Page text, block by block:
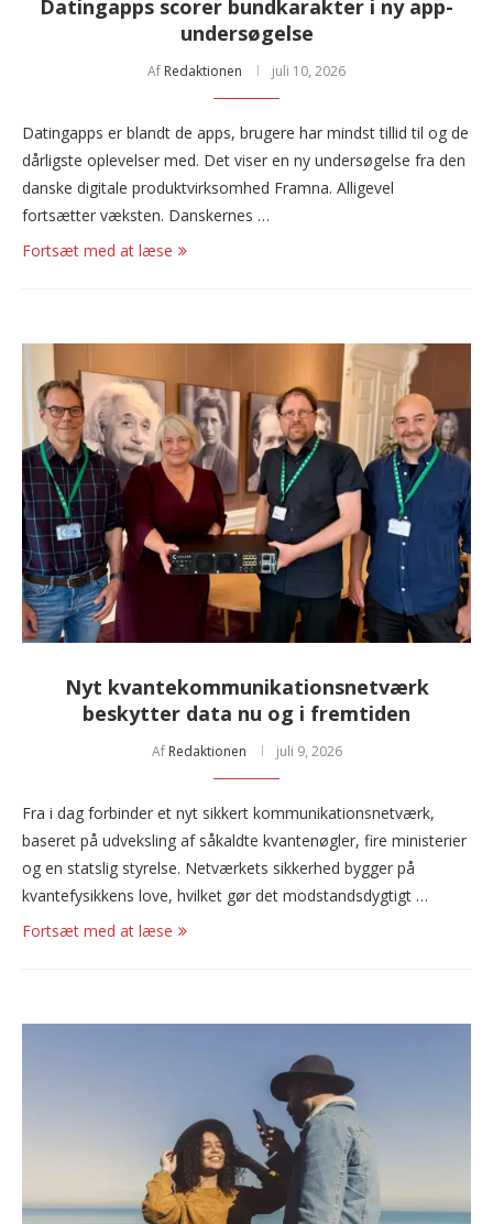
Datingapps scorer bundkarakter i ny app-
undersøgelse
Af Redaktionen juli 10, 2026
Datingapps er blandt de apps, brugere har mindst tillid til og de
dårligste oplevelser med. Det viser en ny undersøgelse fra den
danske digitale produktvirksomhed Framna. Alligevel
fortsætter væksten. Danskernes …
Fortsæt med at læse
Nyt kvantekommunikationsnetværk
beskytter data nu og i fremtiden
Af Redaktionen juli 9, 2026
Fra i dag forbinder et nyt sikkert kommunikationsnetværk,
baseret på udveksling af såkaldte kvantenøgler, fire ministerier
og en statslig styrelse. Netværkets sikkerhed bygger på
kvantefysikkens love, hvilket gør det modstandsdygtigt …
Fortsæt med at læse